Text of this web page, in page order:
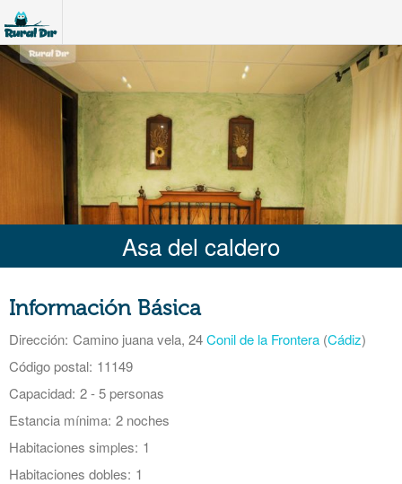
Asa del caldero
Información Básica
Dirección: Camino juana vela, 24Conil de la Frontera (Cádiz)
Código postal: 11149
Capacidad: 2 - 5 personas
Estancia mínima: 2 noches
Habitaciones simples: 1
Habitaciones dobles: 1